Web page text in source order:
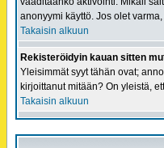
anonyymi käyttö. Jos olet
Takaisin alkuun
Rekisteröidyin kauan sitten
Yleisimmät syyt tähän ovat;
kirjoittanut mitään? On yleistä,
Takaisin alkuun